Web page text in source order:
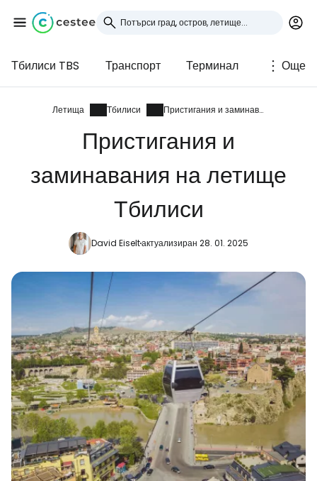
Тбилиси TBS Транспорт Терминал Още
Летища Тбилиси Пристигания и заминавания
Пристигания и
заминавания на летище
Тбилиси
David Eiseltактуализиран 28. 01. 2025
Влезте в Cestee
... световната общност на туристите
Продължете с Facebook
Продължете с имейл